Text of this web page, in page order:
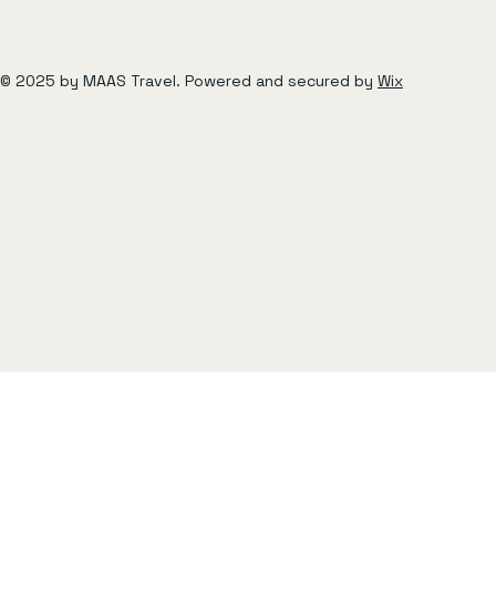
© 2025 by MAAS Travel. Powered and secured by Wix